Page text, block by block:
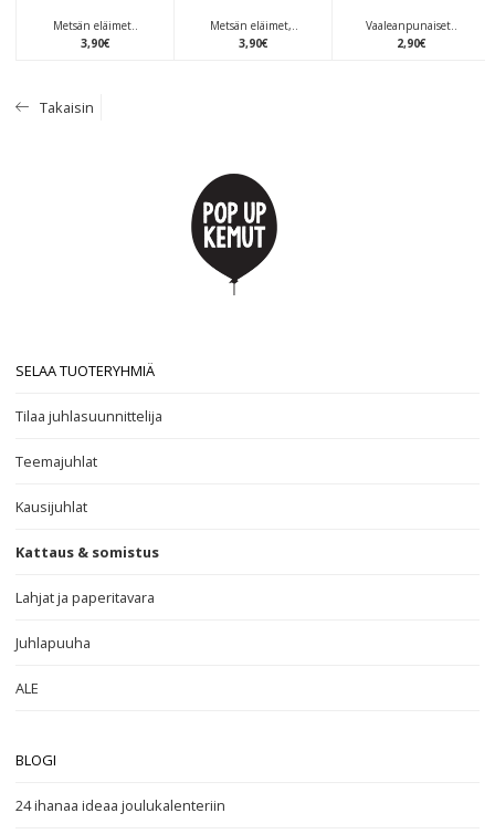
Metsän eläimet..
3,90€
Metsän eläimet,..
3,90€
Vaaleanpunaiset..
2,90€
Takaisin
SELAA TUOTERYHMIÄ
Tilaa juhlasuunnittelija
Teemajuhlat
Kausijuhlat
Kattaus & somistus
Lahjat ja paperitavara
Juhlapuuha
ALE
BLOGI
24 ihanaa ideaa joulukalenteriin